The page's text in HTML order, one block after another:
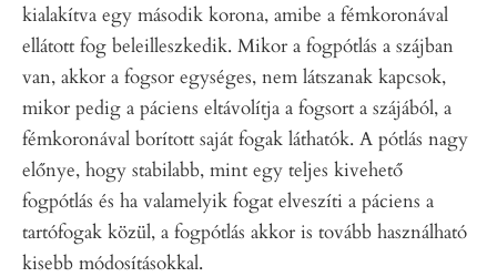
kialakítva egy második korona, amibe a fémkoronával
ellátott fog beleilleszkedik. Mikor a fogpótlás a szájban
van, akkor a fogsor egységes, nem látszanak kapcsok,
mikor pedig a páciens eltávolítja a fogsort a szájából, a
fémkoronával borított saját fogak láthatók. A pótlás nagy
előnye, hogy stabilabb, mint egy teljes kivehető
fogpótlás és ha valamelyik fogat elveszíti a páciens a
tartófogak közül, a fogpótlás akkor is tovább használható
kisebb módosításokkal.